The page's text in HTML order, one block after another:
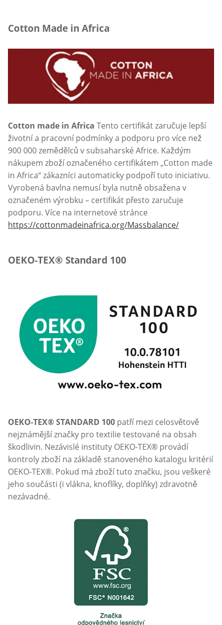
Cotton Made in Africa
Cotton made in Africa Tento certifikát zaručuje lepší
životní a pracovní podmínky a podporu pro více než
900 000 zemědělců v subsaharské Africe. Každým
nákupem zboží označeného certifikátem „Cotton made
in Africa“ zákazníci automaticky podpoří tuto iniciativu.
Vyrobená bavlna nemusí byla nutně obsažena v
označeném výrobku – certifikát přesto zaručuje
podporu. Více na internetové stránce
https://cottonmadeinafrica.org/Massbalance/
OEKO-TEX® Standard 100
OEKO-TEX® STANDARD 100 patří mezi celosvětově
nejznámější značky pro textilie testované na obsah
škodlivin. Nezávislé instituty OEKO-TEX® provádí
kontroly zboží na základě stanoveného katalogu kritérií
OEKO-TEX®. Pokud má zboží tuto značku, jsou veškeré
jeho součásti (i vlákna, knoflíky, doplňky) zdravotně
nezávadné.